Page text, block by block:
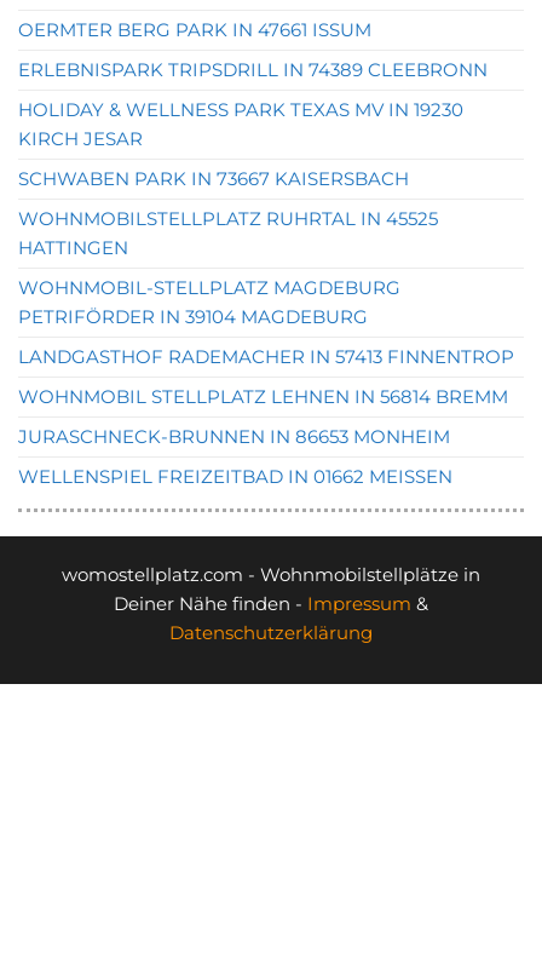
OERMTER BERG PARK IN 47661 ISSUM
ERLEBNISPARK TRIPSDRILL IN 74389 CLEEBRONN
HOLIDAY & WELLNESS PARK TEXAS MV IN 19230
KIRCH JESAR
SCHWABEN PARK IN 73667 KAISERSBACH
WOHNMOBILSTELLPLATZ RUHRTAL IN 45525
HATTINGEN
WOHNMOBIL-STELLPLATZ MAGDEBURG
PETRIFÖRDER IN 39104 MAGDEBURG
LANDGASTHOF RADEMACHER IN 57413 FINNENTROP
WOHNMOBIL STELLPLATZ LEHNEN IN 56814 BREMM
JURASCHNECK-BRUNNEN IN 86653 MONHEIM
WELLENSPIEL FREIZEITBAD IN 01662 MEISSEN
womostellplatz.com - Wohnmobilstellplätze in
Deiner Nähe finden - Impressum &
Datenschutzerklärung